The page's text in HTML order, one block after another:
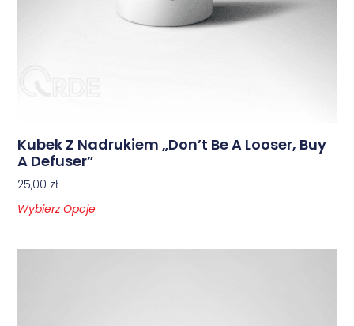
Kubek Z Nadrukiem „Don’t Be A Looser, Buy
A Defuser”
25,00 zł
Wybierz Opcje